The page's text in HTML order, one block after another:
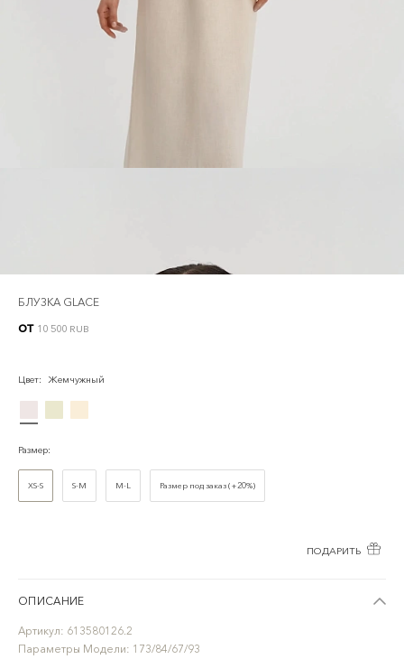
БЛУЗКА GLACE
от 10 500 RUB
Цвет: Жемчужный
Размер:
XS-S S-M M-L Размер под заказ (+20%)
ПОДАРИТЬ
ОПИСАНИЕ
Артикул: 613580126.2
Параметры Модели: 173/84/67/93